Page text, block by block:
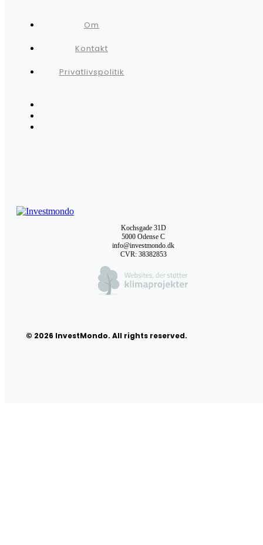
Om
Kontakt
Privatlivspolitik
Kochsgade 31D
5000 Odense C
info@investmondo.dk
CVR: 38382853
© 2026 InvestMondo. All rights reserved.